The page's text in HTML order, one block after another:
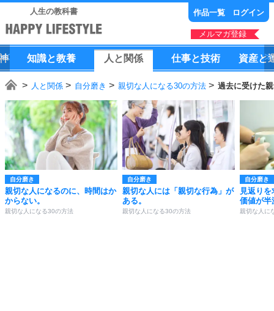
人生の教科書 作品一覧 ログイン
メルマガ登録
知識と教養 人 と 関係 仕事と技術 資産と
人と関係 自分磨き 親切な人になる30の方法 過去に受けた
自分磨き
親切な人になるのに、時間はか
からない。
親切な人になる30の方法
自分磨き
親切な人には「親切な行為」が
ある。
親切な人になる30の方法
自分磨き
見返り
価値が半
親切な人に